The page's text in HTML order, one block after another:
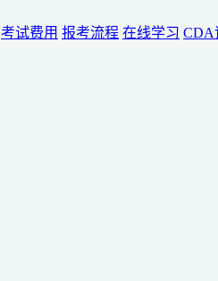
考试费用 报考流程 在线学习 CDA